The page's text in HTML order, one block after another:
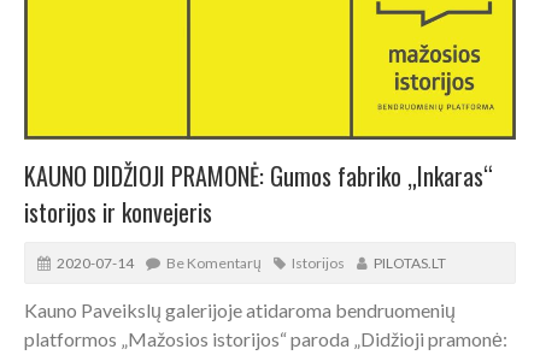
KAUNO DIDŽIOJI PRAMONĖ: Gumos fabriko „Inkaras“
istorijos ir konvejeris
2020-07-14 Be Komentarų Istorijos PILOTAS.LT
Kauno Paveikslų galerijoje atidaroma bendruomenių
platformos „Mažosios istorijos“ paroda „Didžioji pramonė: